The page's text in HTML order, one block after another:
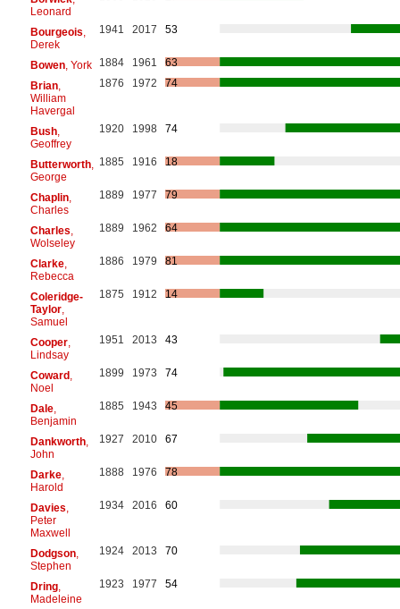
Leonard
Bourgeois
Derek
1941 2017 53
Bowen, York 1884 1961
63
Brian,
William
Havergal
1876 1972 74
Bush,
Geoffrey
1920 1998 74
Butterworth,
George
1885 1916 18
Chaplin,
Charles
1889 1977 79
Charles
Wolseley
1889 1962 64
Clarke,
Rebecca
1886 1979 81
Coleridge-
Taylor,
Samuel
1875 1912 14
Cooper,
Lindsay
1951 2013 43
Coward,
Noel
1899 1973 74
Dale,
Benjamin
1885 1943 45
Dankworth,
John
1927 2010 67
Darke,
Harold
1888 1976 78
Davies
Peter
Maxwell
1934 2016 60
Dodgson,
Stephen
1924 2013 70
Dring,
Madeleine
1923 1977 54